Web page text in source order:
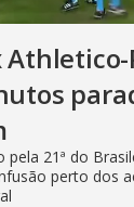
21ª do
perto dos